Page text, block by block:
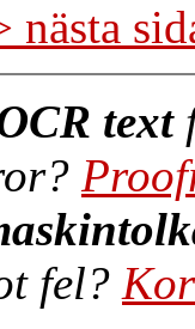
nästa
text
fel?